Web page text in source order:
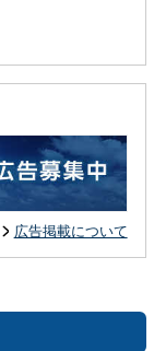
広告掲載について